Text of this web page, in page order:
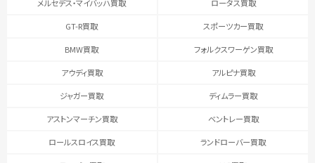
メルセデス・マイバッハ買取 ロータス買取
GT-R買取 スポーツカー買取
BMW買取 フォルクスワーゲン買取
アウディ買取 アルピナ買取
ジャガー買取 ディムラー買取
アストンマーチン買取 ベントレー買取
ロールスロイス買取 ランドローバー買取